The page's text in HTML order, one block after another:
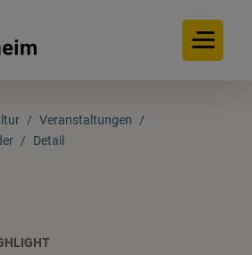
Veranstaltungen
Detail